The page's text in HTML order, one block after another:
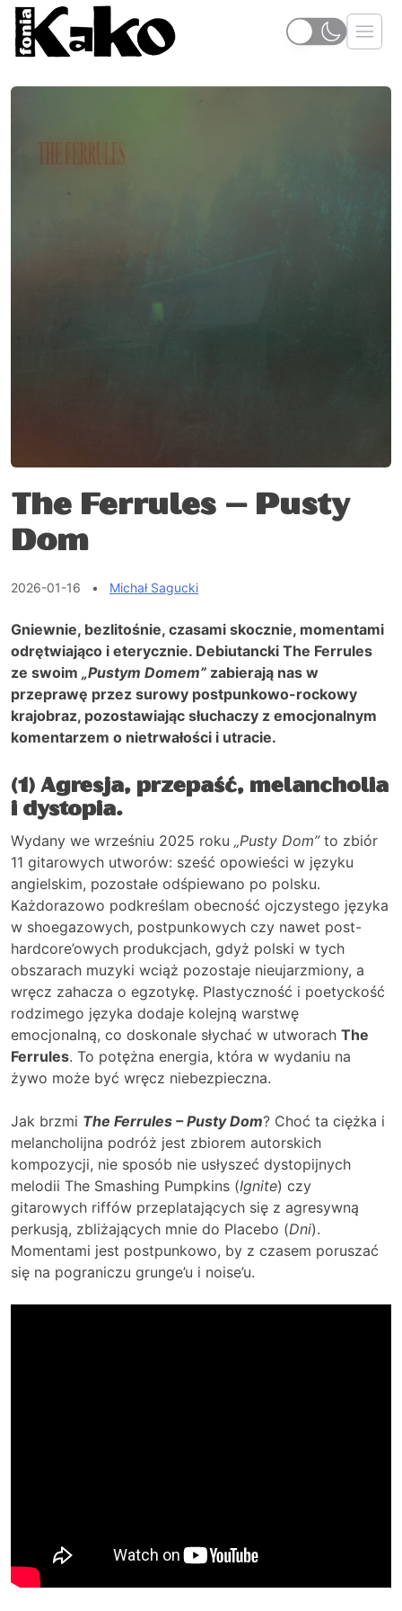
The Ferrules – Pusty
Dom
2026-01-16 • Michał Sagucki
Gniewnie, bezlitośnie, czasami skocznie, momentami
odrętwiająco i eterycznie. Debiutancki The Ferrules
ze swoim „Pustym Domem” zabierają nas w
przeprawę przez surowy postpunkowo-rockowy
krajobraz, pozostawiając słuchaczy z emocjonalnym
komentarzem o nietrwałości i utracie.
(1) Agresja, przepaść, melancholia
i dystopia.
Wydany we wrześniu 2025 roku „Pusty Dom”to zbiór
11 gitarowych utworów: sześć opowieści w języku
angielskim, pozostałe odśpiewano po polsku.
Każdorazowo podkreślam obecność ojczystego języka
w shoegazowych, postpunkowych czy nawet post-
hardcore’owych produkcjach, gdyż polski w tych
obszarach muzyki wciąż pozostaje nieujarzmiony, a
wręcz zahacza o egzotykę. Plastyczność i poetyckość
rodzimego języka dodaje kolejną warstwę
emocjonalną, co doskonale słychać w utworach The
Ferrules. To potężna energia, która w wydaniu na
żywo może być wręcz niebezpieczna.
Jak brzmi The Ferrules – Pusty Dom? Choć ta ciężka i
melancholijna podróż jest zbiorem autorskich
kompozycji, nie sposób nie usłyszeć dystopijnych
melodii The Smashing Pumpkins (Ignite) czy
gitarowych riffów przeplatających się z agresywną
perkusją, zbliżających mnie do Placebo (Dni).
Momentami jest postpunkowo, by z czasem poruszać
się na pograniczu grunge’u i noise’u.